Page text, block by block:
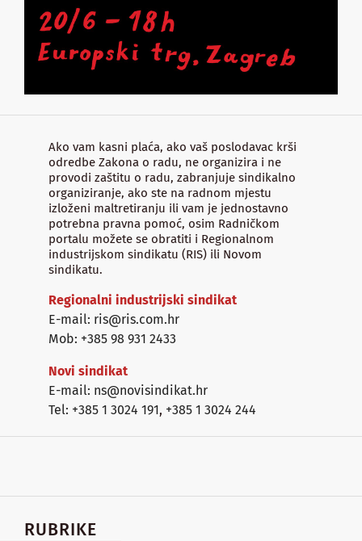
Ako vam kasni plaća, ako vaš poslodavac krši
odredbe Zakona o radu, ne organizira i ne
provodi zaštitu o radu, zabranjuje sindikalno
organiziranje, ako ste na radnom mjestu
izloženi maltretiranju ili vam je jednostavno
potrebna pravna pomoć, osim Radničkom
portalu možete se obratiti i Regionalnom
industrijskom sindikatu (RIS) ili Novom
sindikatu.
Regionalni industrijski sindikat
E-mail: ris@ris.com.hr
Mob: +385 98 931 2433
Novi sindikat
E-mail: ns@novisindikat.hr
Tel: +385 1 3024 191, +385 1 3024 244
RUBRIKE